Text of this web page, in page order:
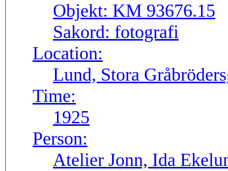
Objekt: KM 93676.15
Sakord: fotografi
Location:
Lund, Stora
Time:
1925
Person:
Atelier Jonn, Ida